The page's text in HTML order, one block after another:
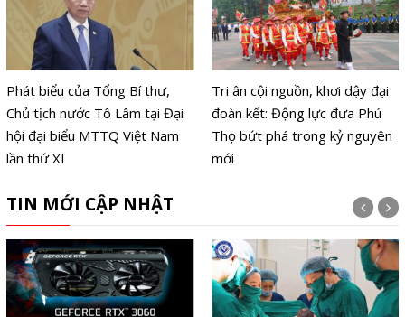
Phát biểu của Tổng Bí thư,
Chủ tịch nước Tô Lâm tại Đại
hội đại biểu MTTQ Việt Nam
lần thứ XI
Tri ân cội nguồn, khơi dậy đại
đoàn kết: Động lực đưa Phú
Thọ bứt phá trong kỷ nguyên
mới
TIN MỚI CẬP NHẬT